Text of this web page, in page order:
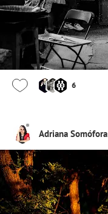
6
Adriana Somófora